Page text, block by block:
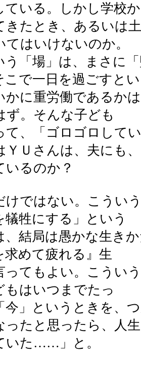
ている。しかし学校か
きたとき、あるいは
てはいけないのか。
う「場」は、まさに
こで一日を過ごすと
かに重労働であるか
ず。そんな子ども
て、「ゴロゴロして
ＹＵさんは、夫にも
いるのか？
ではない。こうい
犠牲にする」という
、結局は愚かな生き
求めて疲れる』生
ってもよい。こうい
もはいつまでたっ
今」というときを、
ったと思ったら、人
いた……」と。